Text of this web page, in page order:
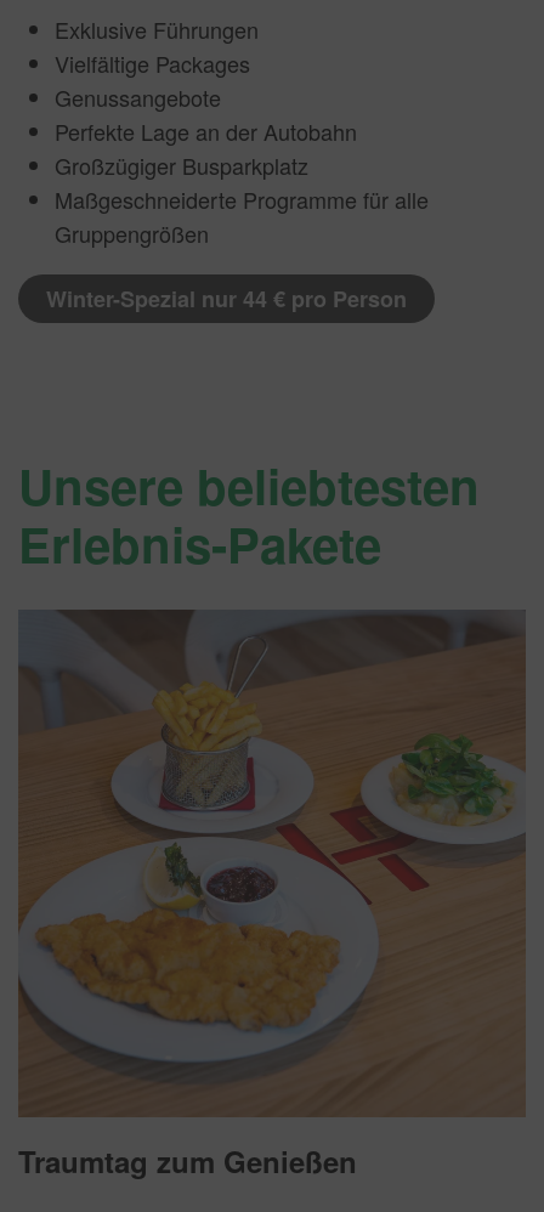
Exklusive Führungen
Vielfältige Packages
Genussangebote
Perfekte Lage an der Autobahn
Großzügiger Busparkplatz
Maßgeschneiderte Programme für alle
Gruppengrößen
Winter-Spezial nur 44 € pro Person
Unsere beliebtesten
Erlebnis-Pakete
Traumtag zum Genießen